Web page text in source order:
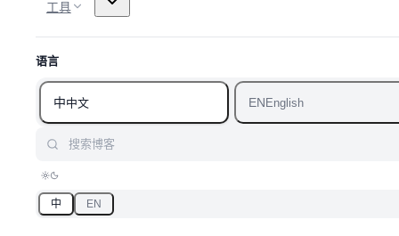
工具
语言
中中文 ENEnglish
中 EN